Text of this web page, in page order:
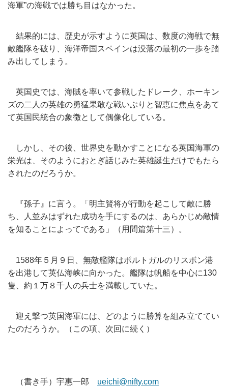
海軍”の海戦では勝ち目はなかった。
結果的には、歴史が示すように英国は、 数度の海戦で無
敵艦隊を破り、 海洋帝国スペインは没落の最初の一歩を踏
み出してしまう。
英国史では、海賊を率いて参戦したドレーク、 ホーキン
ズの二人の英雄の勇猛果敢な戦いぶりと智恵に焦点をあて
て英国民統合の象徴として偶像化している。
しかし、その後、世界史を動かすことになる英国海軍の
栄光は、 そのようにおとぎ話じみた英雄誕生だけでもたら
されたのだろうか。
『孫子』に言う。「明主賢将が行動を起こして敵に勝
ち、
人並みはずれた成功を手にするのは、 あらかじめ敵情
を知ることによってである」（用間篇第十三）。
1588年５月９日、 無敵艦隊はポルトガルのリスボン港
を出港して英仏海峡に向かった 。艦隊は帆船を中心に130
隻、 約１万８千人の兵士を満載していた。
迎え撃つ英国海軍には、
どのように勝算を組み立ててい
たのだろうか。（この項、次回に続く）
（書き手）宇惠一郎 ueichi@nifty.com